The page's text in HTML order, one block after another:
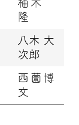
柚木
隆
八木 大
次郎
西薗博
文